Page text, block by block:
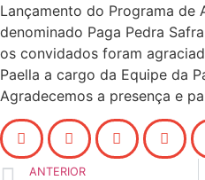
Lançamento do Programa de
denominado Paga Pedra
os convidados foram
Paella a cargo da Equipe da
Agradecemos a presença e
ANTERIOR